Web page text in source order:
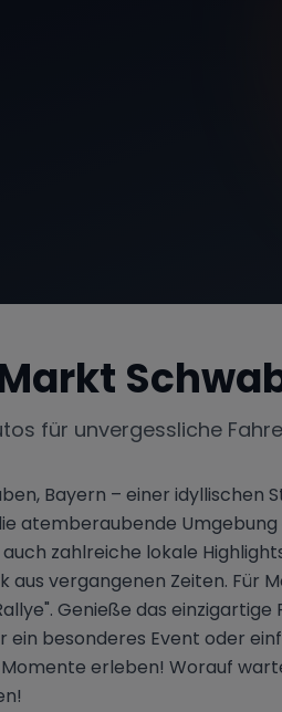
für unvergessliche
Bayern – einer
atemberaubende
zahlreiche lokale
aus vergangenen Zeiten.
Genieße das
besonderes Event oder
erleben! Worauf